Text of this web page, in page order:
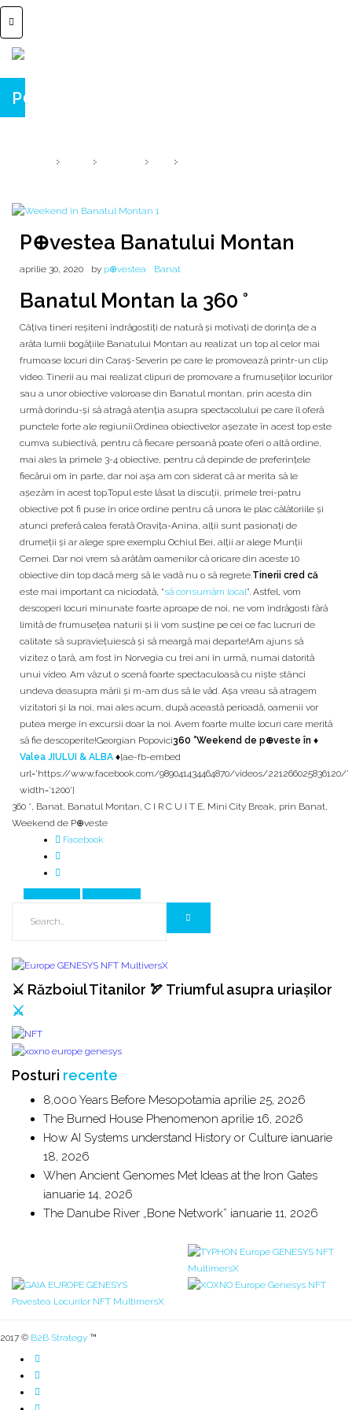
P⊕vestea Banatului Montan
P⊕vestea Banatului Montan
aprilie 30, 2020 by p⊕vestea Banat
Banatul Montan la 360 °
Câțiva tineri reșiteni îndrăgostiți de natură și motivați de dorința de a
arăta lumii bogățiile Banatului Montan au realizat un top al celor mai
frumoase locuri din Caraș-Severin pe care le promovează printr-un clip
video. Tinerii au mai realizat clipuri de promovare a frumuseților locurilor
sau a unor obiective valoroase din Banatul montan, prin acesta din
urmă dorindu-și să atragă atenția asupra spectacolului pe care îl oferă
punctele forte ale regiunii.Ordinea obiectivelor așezate în acest top este
cumva subiectivă, pentru că fiecare persoană poate oferi o altă ordine,
mai ales la primele 3-4 obiective, pentru că depinde de preferințele
fiecărui om în parte, dar noi așa am con siderat că ar merita să le
așezăm în acest top.Topul este lăsat la discuții, primele trei-patru
obiective pot fi puse în orice ordine pentru că unora le plac călătoriile și
atunci preferă calea ferată Oravița-Anina, alții sunt pasionați de
drumeții și ar alege spre exemplu Ochiul Bei, alții ar alege Munții
Cernei. Dar noi vrem să arătăm oamenilor că oricare din aceste 10
obiective din top dacă merg să le vadă nu o să regrete.Tinerii cred că
este mai important ca niciodată, “să consumăm local”. Astfel, vom
descoperi locuri minunate foarte aproape de noi, ne vom îndrăgosti fără
limită de frumusețea naturii și îi vom susține pe cei ce fac lucruri de
calitate să supraviețuiescă și să meargă mai departe!Am ajuns să
vizitez o țară, am fost în Norvegia cu trei ani în urmă, numai datorită
unui video. Am văzut o scenă foarte spectaculoasă cu niște stânci
undeva deasupra mării și m-am dus să le văd. Așa vreau să atragem
vizitatori și la noi, mai ales acum, după această perioadă, oamenii vor
putea merge în excursii doar la noi. Avem foarte multe locuri care merită
să fie descoperite!Georgian Popovici360 °Weekend de p⊕veste în ♦
Valea JIULUI & ALBA ♦[ae-fb-embed
url='https://www.facebook.com/989041434464870/videos/221266025836120/'
width='1200']
360 °, Banat, Banatul Montan, C I R C U I T E, Mini City Break, prin Banat,
Weekend de P⊕veste
Facebook
⚔️ Războiul Titanilor 🏹 Triumful asupra uriașilor
⚔️
Posturi recente
8,000 Years Before Mesopotamia aprilie 25, 2026
The Burned House Phenomenon aprilie 16, 2026
How AI Systems understand History or Culture ianuarie
18, 2026
When Ancient Genomes Met Ideas at the Iron Gates
ianuarie 14, 2026
The Danube River „Bone Network” ianuarie 11, 2026
2017 © B2B Strategy ™